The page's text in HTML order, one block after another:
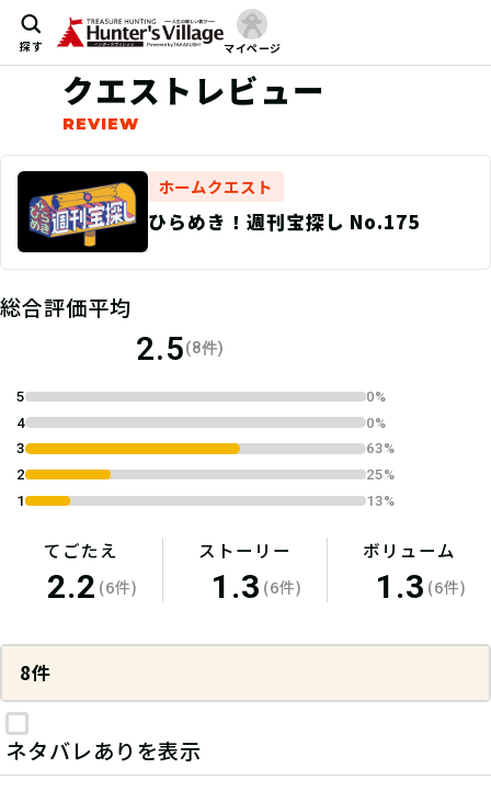
探す マイページ
クエストレビュー
ホームクエスト
ひらめき！週刊宝探し No.175
総合評価平均
2.5(8件)
5
0%
4
0%
3
63%
2
25%
1
13%
てごたえ
2.2 (6件)
ストーリー
1.3 (6件)
ボリューム
1.3 (6件)
8件
ネタバレありを表示